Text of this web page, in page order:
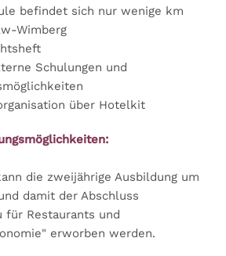
befindet sich nur wenige km
Wimberg
Schulungen und
über Hotelkit
die zweijährige Ausbildung um
damit der Abschluss
für Restaurants und
erworben werden.